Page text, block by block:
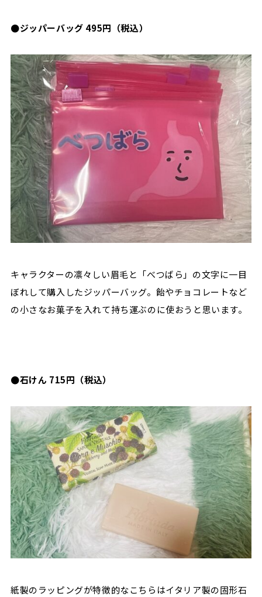
●ジッパーバッグ 495円（税込）
キャラクターの凛々しい眉毛と「べつばら」の文字に一目
ぼれして購入したジッパーバッグ。飴やチョコレートなど
の小さなお菓子を入れて持ち運ぶのに使おうと思います。
●石けん 715円（税込）
紙製のラッピングが特徴的なこちらはイタリア製の固形石